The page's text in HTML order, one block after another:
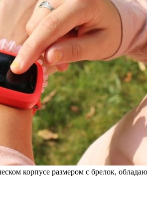
корпусе размером с брелок,